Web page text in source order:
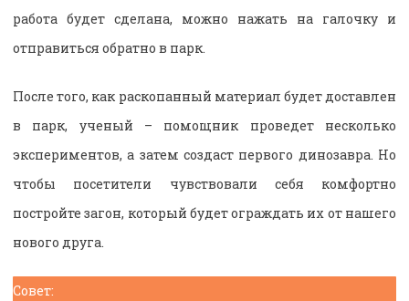
работа будет сделана, можно нажать на галочку и
отправиться обратно в парк.
После того, как раскопанный материал будет доставлен
в парк, ученый – помощник проведет несколько
экспериментов, а затем создаст первого динозавра. Но
чтобы посетители чувствовали себя комфортно
постройте загон, который будет ограждать их от нашего
нового друга.
Совет: